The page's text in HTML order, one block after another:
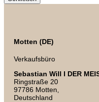
Motten (DE)
Verkaufsbüro
Sebastian Will I DER
Ringstraße 20
97786 Motten,
Deutschland